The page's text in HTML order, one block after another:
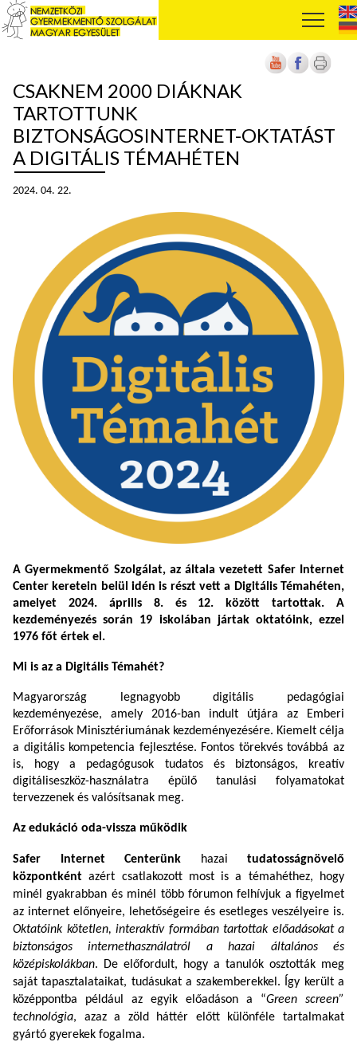
CSAKNEM 2000 DIÁKNAK
TARTOTTUNK
BIZTONSÁGOSINTERNET-OKTATÁST
A DIGITÁLIS TÉMAHÉTEN
2024. 04. 22.
A Gyermekmentő Szolgálat, az általa vezetett Safer Internet
Center keretein belül idén is részt vett a Digitális Témahéten,
amelyet 2024. április 8. és 12. között tartottak. A
kezdeményezés során 19 iskolában jártak oktatóink, ezzel
1976 főt értek el.
Mi is az a Digitális Témahét?
Magyarország legnagyobb digitális pedagógiai
kezdeményezése, amely 2016-ban indult útjára az Emberi
Erőforrások Minisztériumának kezdeményezésére. Kiemelt célja
a digitális kompetencia fejlesztése. Fontos törekvés továbbá az
is, hogy a pedagógusok tudatos és biztonságos, kreatív
digitáliseszköz-használatra épülő tanulási folyamatokat
tervezzenek és valósítsanak meg.
Az edukáció oda-vissza működik
Safer Internet Centerünk hazai tudatosságnövelő
központként azért csatlakozott most is a témahéthez, hogy
minél gyakrabban és minél több fórumon felhívjuk a figyelmet
az internet előnyeire, lehetőségeire és esetleges veszélyeire is.
Oktatóink kötetlen, interaktív formában tartottak előadásokat a
biztonságos internethasználatról a hazai általános és
középiskolákban. De előfordult, hogy a tanulók osztották meg
saját tapasztalataikat, tudásukat a szakemberekkel. Így került a
középpontba például az egyik előadáson a “Green screen”
technológia, azaz a zöld háttér előtt különféle tartalmakat
gyártó gyerekek fogalma.